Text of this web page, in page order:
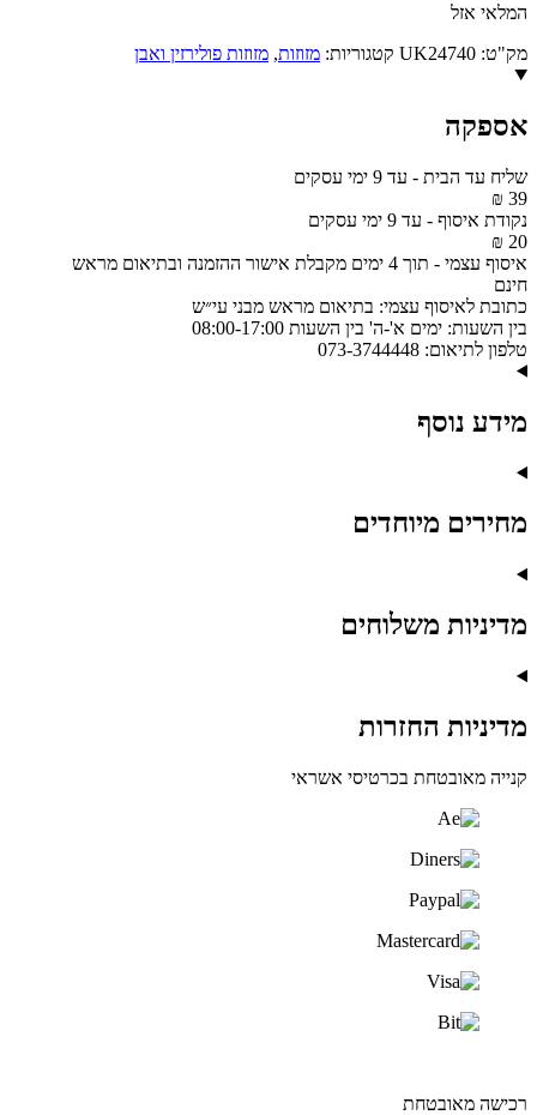
המלאי אזל
מק"ט: UK24740 קטגוריות: מזוזות, מזוזות פולירזין ואבן
אספקה
שליח עד הבית - עד 9 ימי עסקים
39 ₪
נקודת איסוף - עד 9 ימי עסקים
20 ₪
איסוף עצמי - תוך 4 ימים מקבלת אישור ההזמנה ובתיאום מראש
חינם
כתובת לאיסוף עצמי: בתיאום מראש מבני עי״ש
בין השעות: ימים א'-ה' בין השעות 08:00-17:00
טלפון לתיאום: 073-3744448
מידע נוסף
מחירים מיוחדים
מדיניות משלוחים
מדיניות החזרות
קנייה מאובטחת בכרטיסי אשראי
רכישה מאובטחת